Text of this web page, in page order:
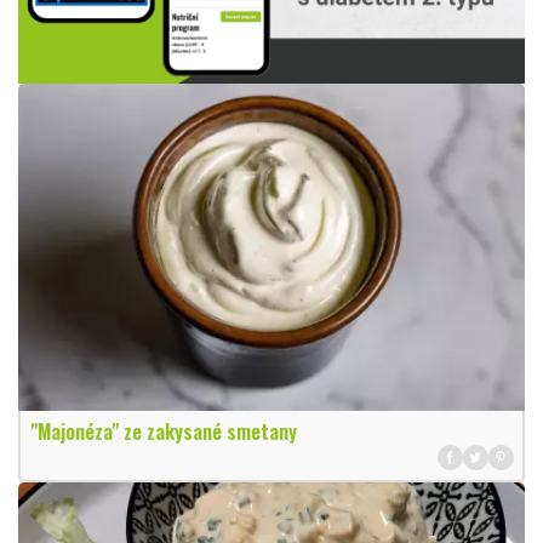
"Majonéza" ze zakysané smetany